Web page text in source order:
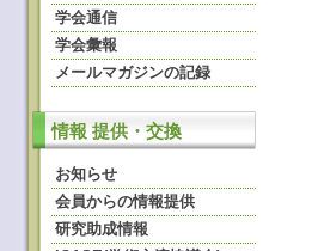
学会通信
学会彙報
メールマガジンの記録
情報 提供・交換
お知らせ
会員からの情報提供
研究助成情報